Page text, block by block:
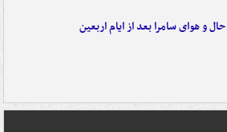
حال و هوای سامرا بعد از ایام اربعین